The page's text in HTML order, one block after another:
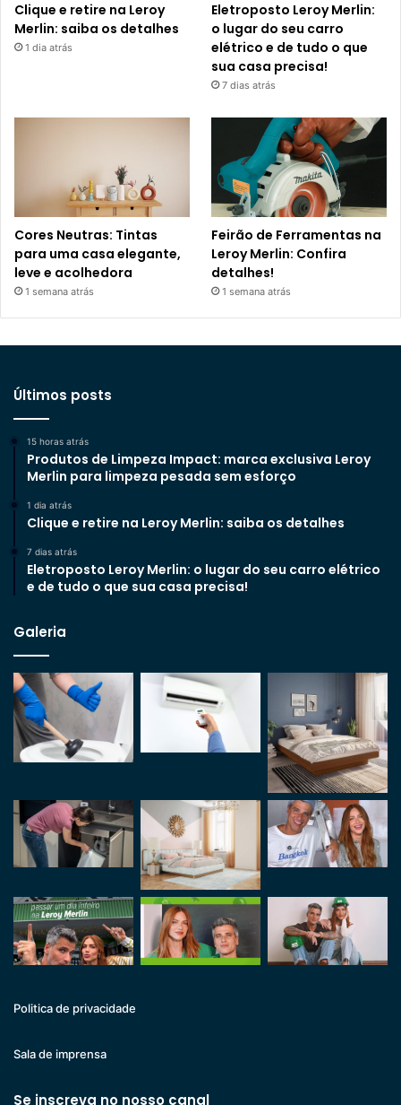
Clique e retire na Leroy
Merlin: saiba os detalhes
1 dia atrás
Eletroposto Leroy Merlin:
o lugar do seu carro
elétrico e de tudo o que
sua casa precisa!
7 dias atrás
Cores Neutras: Tintas
para uma casa elegante,
leve e acolhedora
1 semana atrás
Feirão de Ferramentas na
Leroy Merlin: Confira
detalhes!
1 semana atrás
Últimos posts
15 horas atrás
Produtos de Limpeza Impact: marca exclusiva Leroy
Merlin para limpeza pesada sem esforço
1 dia atrás
Clique e retire na Leroy Merlin: saiba os detalhes
7 dias atrás
Eletroposto Leroy Merlin: o lugar do seu carro elétrico
e de tudo o que sua casa precisa!
Galeria
Politica de privacidade
Sala de imprensa
Se inscreva no nosso canal